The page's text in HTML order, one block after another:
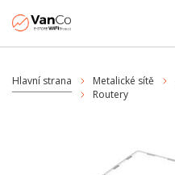
Hlavní strana Metalické sítě
Routery